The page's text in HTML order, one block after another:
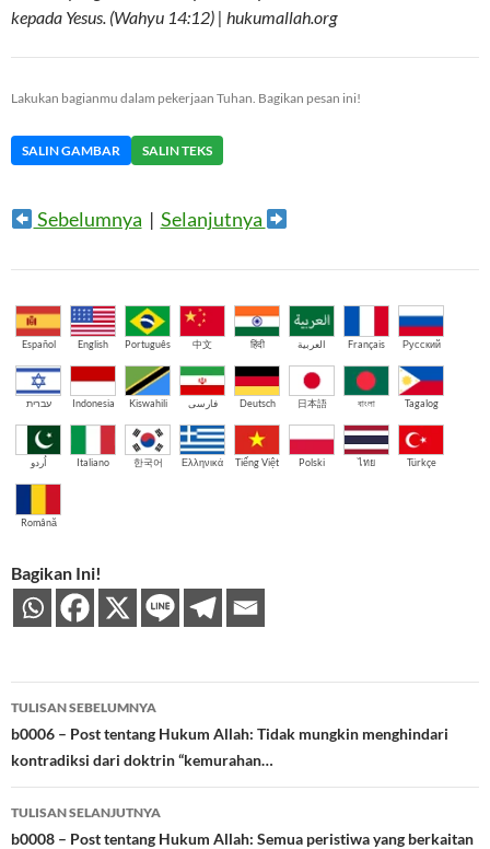
kepada Yesus. (Wahyu 14:12) | hukumallah.org
Lakukan bagianmu dalam pekerjaan Tuhan. Bagikan pesan ini!
SALIN GAMBAR SALIN TEKS
Sebelumnya | Selanjutnya
Español English Português 中文 हिंदी العربية Français Русский
עברית Indonesia Kiswahili فارسی Deutsch 日本語 বাংলা Tagalog
اُردو Italiano 한국어 Ελληνικά Tiếng Việt Polski ไทย Türkçe
Română
Bagikan Ini!
Navigasi
Tulisan
TULISAN SEBELUMNYA
b0006 – Post tentang Hukum Allah: Tidak mungkin menghindari
kontradiksi dari doktrin “kemurahan…
TULISAN SELANJUTNYA
b0008 – Post tentang Hukum Allah: Semua peristiwa yang berkaitan